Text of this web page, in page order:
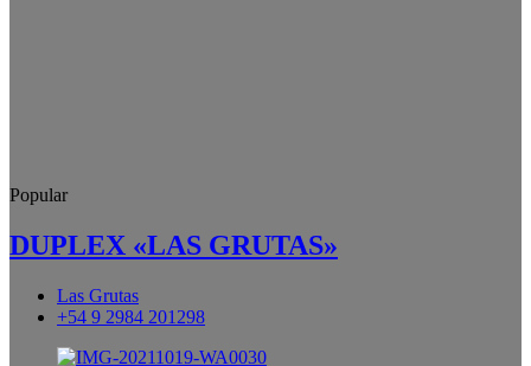
Popular
DUPLEX «LAS GRUTAS»
Las Grutas
+54 9 2984 201298